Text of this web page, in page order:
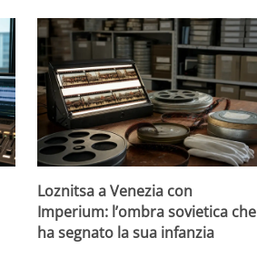
Loznitsa a Venezia con
Imperium: l’ombra sovietica che
ha segnato la sua infanzia